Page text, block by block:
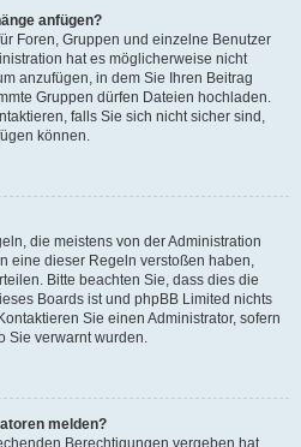
anfügen?
Foren, Gruppen und einzelne Benutzer
hat es möglicherweise nicht
anzufügen, in dem Sie Ihren Beitrag
Gruppen dürfen Dateien hochladen.
falls Sie sich nicht sicher sind,
können.
die meistens von der Administration
eine dieser Regeln verstoßen haben,
Bitte beachten Sie, dass dies die
Boards ist und phpBB Limited nichts
Sie einen Administrator, sofern
Sie verwarnt wurden.
melden?
Berechtigungen vergeben hat,